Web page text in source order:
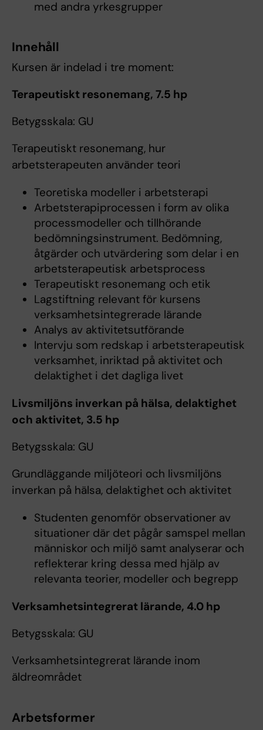
med andra yrkesgrupper
Innehåll
Kursen är indelad i tre moment:
Terapeutiskt resonemang, 7.5 hp
Betygsskala: GU
Terapeutiskt resonemang, hur
arbetsterapeuten använder teori
Teoretiska modeller i arbetsterapi
Arbetsterapiprocessen i form av olika
processmodeller och tillhörande
bedömningsinstrument. Bedömning,
åtgärder och utvärdering som delar i en
arbetsterapeutisk arbetsprocess
Terapeutiskt resonemang och etik
Lagstiftning relevant för kursens
verksamhetsintegrerade lärande
Analys av aktivitetsutförande
Intervju som redskap i arbetsterapeutisk
verksamhet, inriktad på aktivitet och
delaktighet i det dagliga livet
Livsmiljöns inverkan på hälsa, delaktighet
och aktivitet, 3.5 hp
Betygsskala: GU
Grundläggande miljöteori och livsmiljöns
inverkan på hälsa, delaktighet och aktivitet
Studenten genomför observationer av
situationer där det pågår samspel mellan
människor och miljö samt analyserar och
reflekterar kring dessa med hjälp av
relevanta teorier, modeller och begrepp
Verksamhetsintegrerat lärande, 4.0 hp
Betygsskala: GU
Verksamhetsintegrerat lärande inom
äldreområdet
Arbetsformer